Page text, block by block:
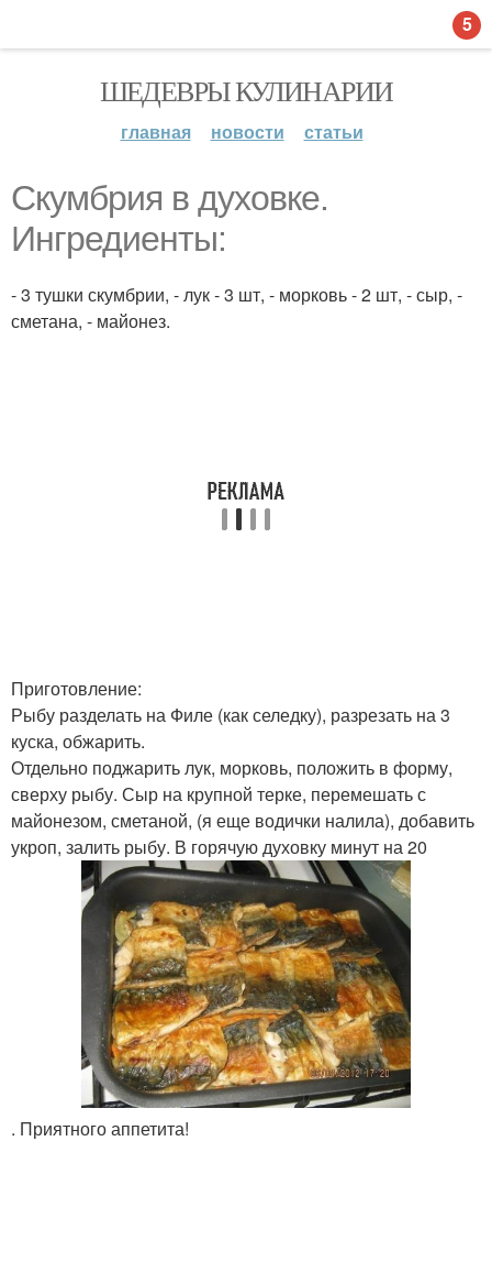
ШЕДЕВРЫ КУЛИНАРИИ
главная новости статьи
Скумбрия в духовке.
Ингредиенты:
- 3 тушки скумбрии, - лук - 3 шт, - морковь - 2 шт, - сыр, -
сметана, - майонез.
Приготовление:
Рыбу разделать на Филе (как селедку), разрезать на 3
куска, обжарить.
Отдельно поджарить лук, морковь, положить в форму,
сверху рыбу. Сыр на крупной терке, перемешать с
майонезом, сметаной, (я еще водички налила), добавить
укроп, залить рыбу. В горячую духовку минут на 20
. Приятного аппетита!
5